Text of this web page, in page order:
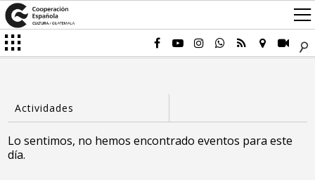
Lo sentimos, no hemos encontrado eventos para este
día.